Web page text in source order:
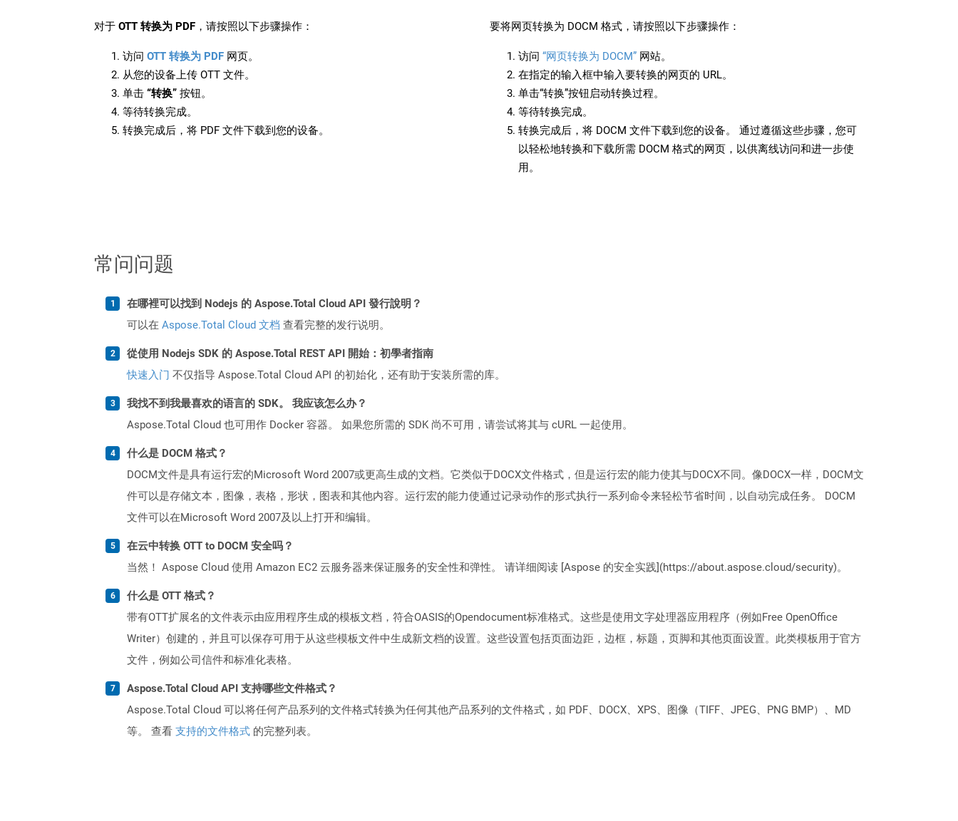
对于 OTT 转换为 PDF ，请按照以下步骤操作：
访问 OTT 转换为 PDF 网页。
从您的设备上传 OTT 文件。
单击 “转换” 按钮。
等待转换完成。
转换完成后，将 PDF 文件下载到您的设备。
要将网页转换为 DOCM 格式，请按照以下步骤操作：
访问 “网页转换为 DOCM” 网站。
在指定的输入框中输入要转换的网页的 URL。
单击“转换”按钮启动转换过程。
等待转换完成。
转换完成后，将 DOCM 文件下载到您的设备。 通过遵循这些步骤，您可
以轻松地转换和下载所需 DOCM 格式的网页，以供离线访问和进一步使
用。
常问问题
在哪裡可以找到 Nodejs 的 Aspose.Total Cloud API 發行說明？
可以在 Aspose.Total Cloud 文档 查看完整的发行说明。
從使用 Nodejs SDK 的 Aspose.Total REST API 開始：初學者指南
快速入门 不仅指导 Aspose.Total Cloud API 的初始化，还有助于安装所需的库。
我找不到我最喜欢的语言的 SDK。 我应该怎么办？
Aspose.Total Cloud 也可用作 Docker 容器。 如果您所需的 SDK 尚不可用，请尝试将其与 cURL 一起使用。
什么是 DOCM 格式？
DOCM文件是具有运行宏的Microsoft Word 2007或更高生成的文档。它类似于DOCX文件格式，但是运行宏的能力使其与DOCX不同。像DOCX一样，DOCM文
件可以是存储文本，图像，表格，形状，图表和其他内容。运行宏的能力使通过记录动作的形式执行一系列命令来轻松节省时间，以自动完成任务。 DOCM
文件可以在Microsoft Word 2007及以上打开和编辑。
在云中转换 OTT to DOCM 安全吗？
当然！ Aspose Cloud 使用 Amazon EC2 云服务器来保证服务的安全性和弹性。 请详细阅读 [Aspose 的安全实践](https://about.aspose.cloud/security)。
什么是 OTT 格式？
带有OTT扩展名的文件表示由应用程序生成的模板文档，符合OASIS的Opendocument标准格式。这些是使用文字处理器应用程序（例如Free OpenOffice
Writer）创建的，并且可以保存可用于从这些模板文件中生成新文档的设置。这些设置包括页面边距，边框，标题，页脚和其他页面设置。此类模板用于官方
文件，例如公司信件和标准化表格。
Aspose.Total Cloud API 支持哪些文件格式？
Aspose.Total Cloud 可以将任何产品系列的文件格式转换为任何其他产品系列的文件格式，如 PDF、DOCX、XPS、图像（TIFF、JPEG、PNG BMP）、MD
等。 查看 支持的文件格式 的完整列表。